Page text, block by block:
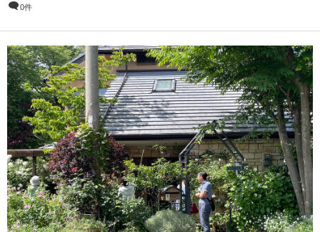
0件